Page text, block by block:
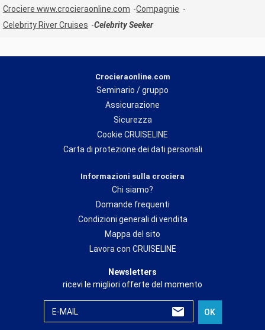
Crociere www.crocieraonline.com
Compagnie
Celebrity River Cruises
Celebrity Seeker
Crocieraonline.com
Seminario / gruppo
Assicurazione
Sicurezza
Cookie CRUISELINE
Carta di protezione dei dati personali
Informazioni sulla crociera
Chi siamo?
Domande frequenti
Condizioni generali di vendita
Mappa del sito
Lavora con CRUISELINE
Newsletters
ricevi le migliori offerte del momento
E-MAIL OK